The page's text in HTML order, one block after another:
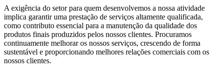
A exigência do setor para quem desenvolvemos a nossa atividade
implica garantir uma prestação de serviços altamente qualificada,
como contributo essencial para a manutenção da qualidade dos
produtos finais produzidos pelos nossos clientes. Procuramos
continuamente melhorar os nossos serviços, crescendo de forma
sustentável e proporcionando melhores relações comerciais com os
nossos clientes.